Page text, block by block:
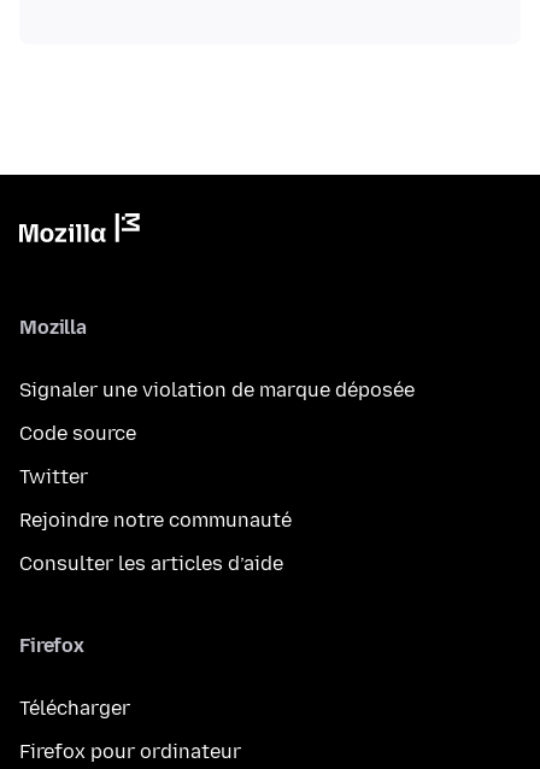
Mozilla
Signaler une violation de marque déposée
Code source
Twitter
Rejoindre notre communauté
Consulter les articles d’aide
Firefox
Télécharger
Firefox pour ordinateur